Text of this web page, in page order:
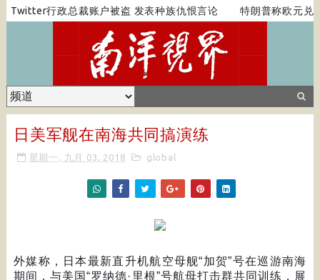
Twitter行政总裁账户被盗 发表种族仇恨言论 特朗普称欧元兑
日美军舰在南海共同搞演练
星期一, 九月 03, 2018 global
外媒称，日本最新直升机航空母舰“加贺”号在巡游南海
期间，与美国“罗纳德· 里根”号航母打击群共同训练，展